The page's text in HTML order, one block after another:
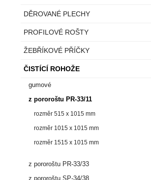
DĚROVANÉ PLECHY
PROFILOVÉ ROŠTY
ŽEBŘÍKOVÉ PŘÍČKY
ČISTÍCÍ ROHOŽE
gumové
z pororoštu PR-33/11
rozměr 515 x 1015 mm
rozměr 1015 x 1015 mm
rozměr 1515 x 1015 mm
z pororoštu PR-33/33
z pororoštu SP-34/38